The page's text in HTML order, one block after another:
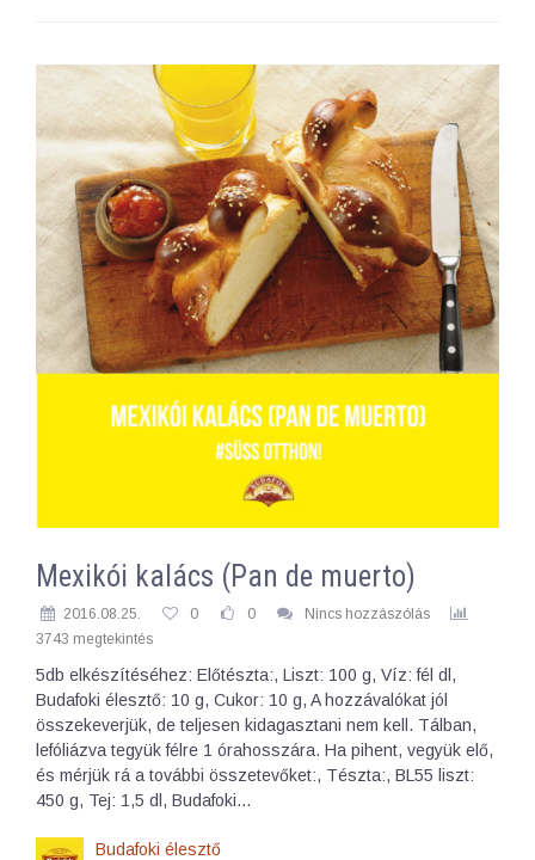
Mexikói kalács (Pan de muerto)
2016.08.25. 0 0
Nincs hozzászólás
3743 megtekintés
5db elkészítéséhez: Előtészta:, Liszt: 100 g, Víz: fél dl,
Budafoki élesztő: 10 g, Cukor: 10 g, A hozzávalókat jól
összekeverjük, de teljesen kidagasztani nem kell. Tálban,
lefóliázva tegyük félre 1 órahosszára. Ha pihent, vegyük elő,
és mérjük rá a további összetevőket:, Tészta:, BL55 liszt:
450 g, Tej: 1,5 dl, Budafoki…
Budafoki élesztő